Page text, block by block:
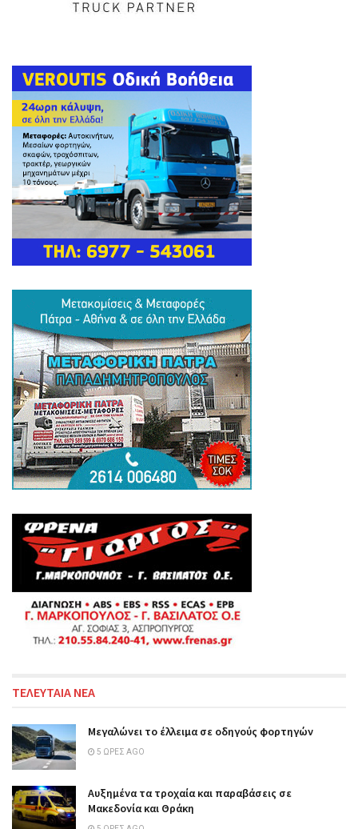
ΤΕΛΕΥΤΑΙΑ ΝΕΑ
Μεγαλώνει το έλλειμα σε οδηγούς φορτηγών
5 ΏΡΕΣ AGO
Αυξημένα τα τροχαία και παραβάσεις σε
Μακεδονία και Θράκη